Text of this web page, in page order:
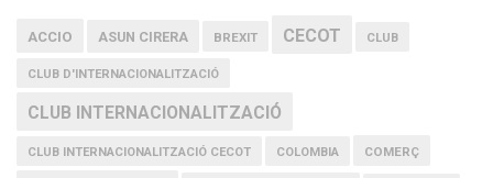
ACCIO ASUN CIRERA BREXIT CECOT CLUB
CLUB D'INTERNACIONALITZACIÓ
CLUB INTERNACIONALITZACIÓ
CLUB INTERNACIONALITZACIÓ CECOT COLOMBIA COMERÇ